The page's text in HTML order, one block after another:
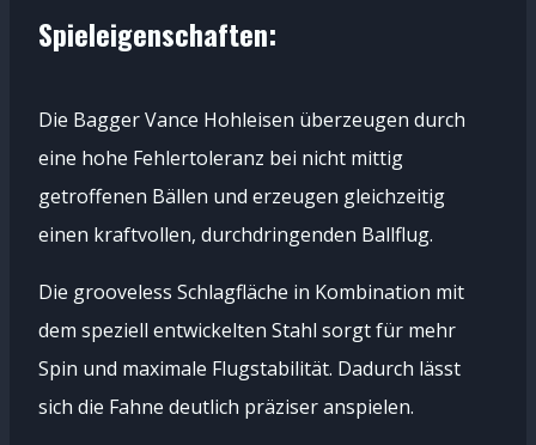
Spieleigenschaften:
Die Bagger Vance Hohleisen überzeugen durch
eine hohe Fehlertoleranz bei nicht mittig
getroffenen Bällen und erzeugen gleichzeitig
einen kraftvollen, durchdringenden Ballflug.
Die grooveless Schlagfläche in Kombination mit
dem speziell entwickelten Stahl sorgt für mehr
Spin und maximale Flugstabilität. Dadurch lässt
sich die Fahne deutlich präziser anspielen.